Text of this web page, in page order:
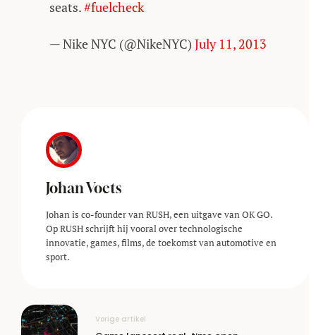
seats.#fuelcheck
— Nike NYC (@NikeNYC) July 11, 2013
Johan Voets
Johan is co-founder van RUSH, een uitgave van OK GO.
Op RUSH schrijft hij vooral over technologische
innovatie, games, films, de toekomst van automotive en
sport.
Vorige artikel